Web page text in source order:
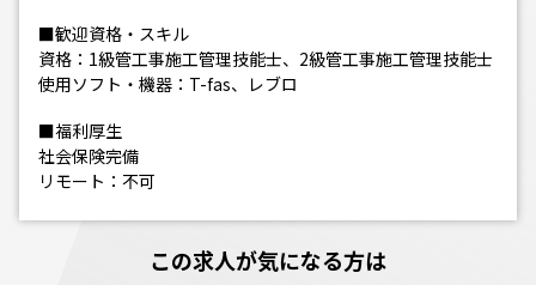
■歓迎資格・スキル
資格：1級管工事施工管理技能士、2級管工事施工管理技能士
使用ソフト・機器：T-fas、レブロ
■福利厚生
社会保険完備
リモート：不可
この求人が気になる方は